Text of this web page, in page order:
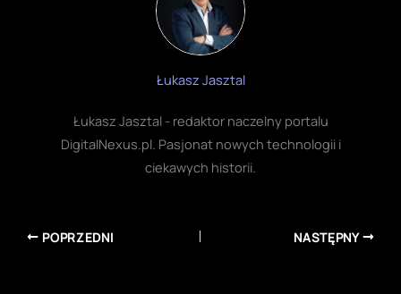
Łukasz Jasztal
DigitalNexus.pl. Pasjonat nowych technologii i
ciekawych historii.